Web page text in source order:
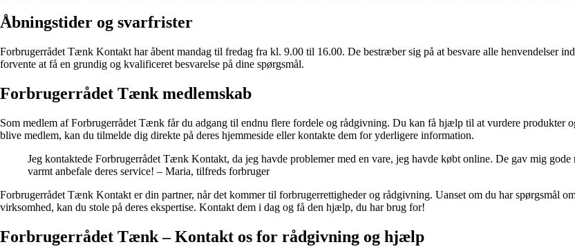
Åbningstider og svarfrister
Forbrugerrådet Tænk Kontakt har åbent mandag til fredag ​​fra kl. 9.00 til 16.00. De bestræber sig på at besvare alle henvendelser
forvente at få en grundig og kvalificeret besvarelse på dine spørgsmål.
Forbrugerrådet Tænk medlemskab
Som medlem af Forbrugerrådet Tænk får du adgang til endnu flere fordele og rådgivning. Du kan få hjælp til at vurdere produkter
blive medlem, kan du tilmelde dig direkte på deres hjemmeside eller kontakte dem for yderligere information.
Jeg kontaktede Forbrugerrådet Tænk Kontakt, da jeg havde problemer med en vare, jeg havde købt online. De gav mig
varmt anbefale deres service! – Maria, tilfreds forbruger
Forbrugerrådet Tænk Kontakt er din partner, når det kommer til forbrugerrettigheder og rådgivning. Uanset om du har spørgsmål
virksomhed, kan du stole på deres ekspertise. Kontakt dem i dag og få den hjælp, du har brug for!
Forbrugerrådet Tænk – Kontakt os for rådgivning og hjælp